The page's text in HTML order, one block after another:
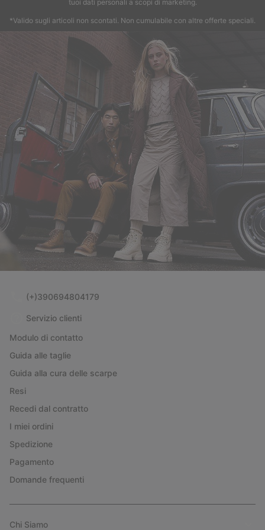
tuoi dati personali a scopi di marketing.
*Valido sugli articoli non scontati. Non cumulabile con altre offerte speciali.
(+)390694804179
Servizio clienti
Modulo di contatto
Guida alle taglie
Guida alla cura delle scarpe
Resi
Recedi dal contratto
I miei ordini
Spedizione
Pagamento
Domande frequenti
Chi Siamo